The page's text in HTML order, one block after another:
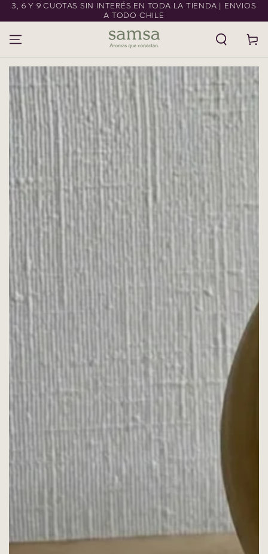
IR AL CONTENIDO
3, 6 Y 9 CUOTAS SIN INTERÉS EN TODA LA TIENDA | ENVIOS
A TODO CHILE
Carrito
INFORMACIÓN DEL
PRODUCTO